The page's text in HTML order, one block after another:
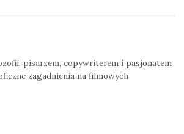
pisarzem, copywriterem i pasjonatem
zagadnienia na filmowych